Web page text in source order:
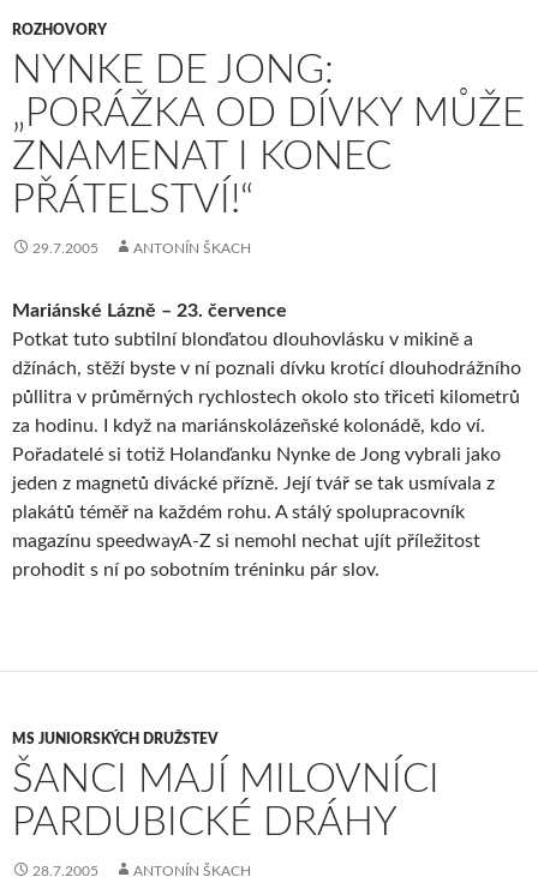
ROZHOVORY
NYNKE DE JONG:
„PORÁŽKA OD DÍVKY MŮŽE
ZNAMENAT I KONEC
PŘÁTELSTVÍ!“
29.7.2005 ANTONÍN ŠKACH
Mariánské Lázně – 23. července
Potkat tuto subtilní blonďatou dlouhovlásku v mikině a
džínách, stěží byste v ní poznali dívku krotící dlouhodrážního
půllitra v průměrných rychlostech okolo sto třiceti kilometrů
za hodinu. I když na mariánskolázeňské kolonádě, kdo ví.
Pořadatelé si totiž Holanďanku Nynke de Jong vybrali jako
jeden z magnetů divácké přízně. Její tvář se tak usmívala z
plakátů téměř na každém rohu. A stálý spolupracovník
magazínu speedwayA-Z si nemohl nechat ujít příležitost
prohodit s ní po sobotním tréninku pár slov.
MS JUNIORSKÝCH DRUŽSTEV
ŠANCI MAJÍ MILOVNÍCI
PARDUBICKÉ DRÁHY
28.7.2005 ANTONÍN ŠKACH